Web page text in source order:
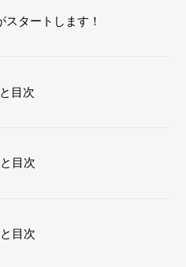
タートします！
目次
目次
目次